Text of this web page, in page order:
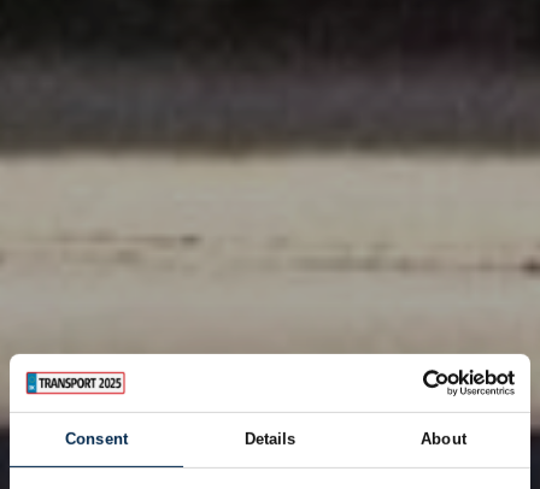
Consent Details About